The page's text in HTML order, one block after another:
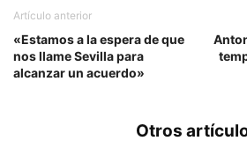
Artículo anterior
«Estamos a la espera de que
nos llame Sevilla para
alcanzar un acuerdo»
Otros